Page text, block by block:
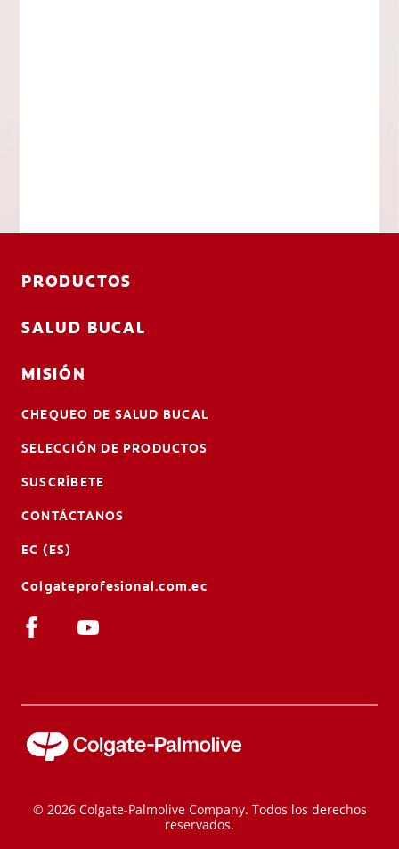
PRODUCTOS
SALUD BUCAL
MISIÓN
CHEQUEO DE SALUD BUCAL
SELECCIÓN DE PRODUCTOS
SUSCRÍBETE
CONTÁCTANOS
EC (ES)
Colgateprofesional.com.ec
© 2026 Colgate-Palmolive Company. Todos los derechos
reservados.